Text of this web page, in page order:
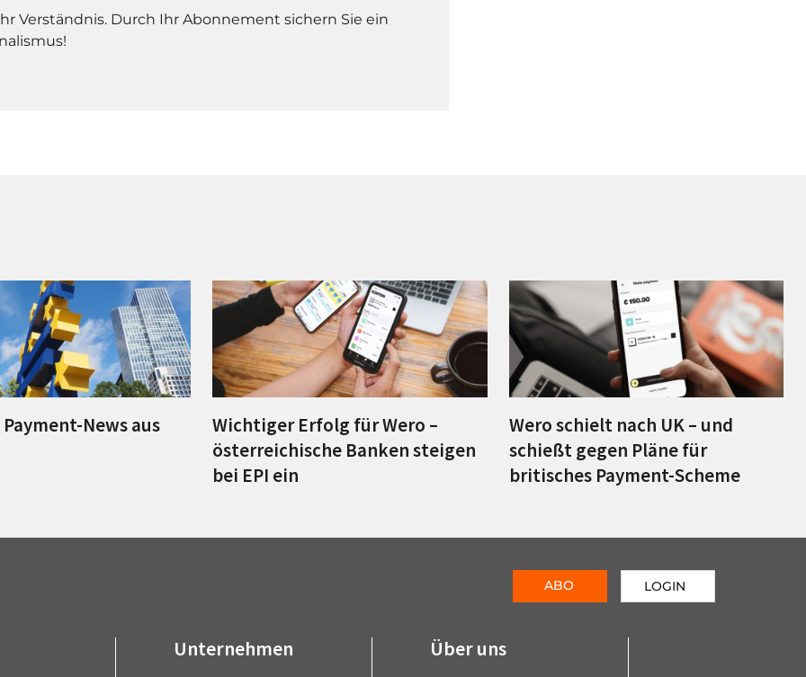
Verständnis. Durch Ihr Abonnement sichern Sie ein
News aus
Wichtiger Erfolg für Wero –
österreichische Banken steigen
bei EPI ein
Wero schielt nach UK – und
schießt gegen Pläne für
britisches Payment-Scheme
Unternehmen Über uns
ABO LOGIN